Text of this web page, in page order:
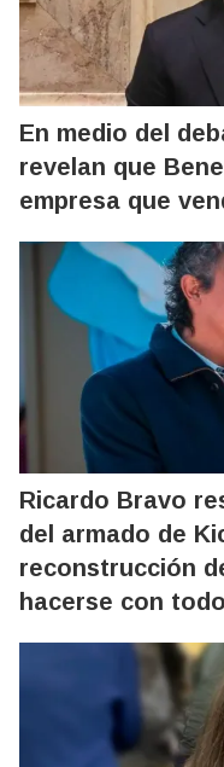
En medio del
revelan que
empresa que
Ricardo Bravo
del armado de
reconstrucción
hacerse con